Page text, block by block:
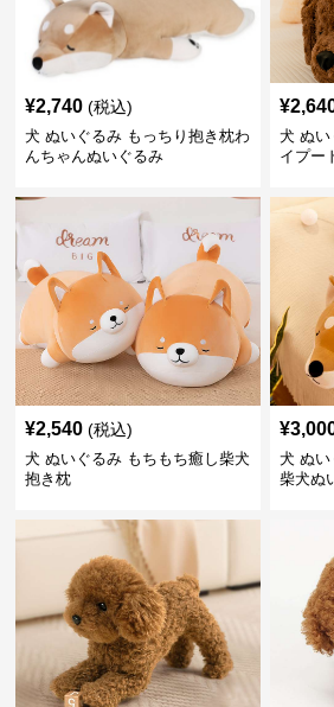
¥2,740 (税込)
犬 ぬいぐるみ もっちり抱き枕わ
んちゃんぬいぐるみ
¥
犬 ぬい
イプー
¥2,540 (税込)
犬 ぬいぐるみ もちもち癒し柴犬
抱き枕
¥
犬 ぬい
柴犬ぬ